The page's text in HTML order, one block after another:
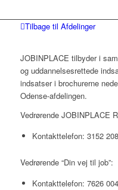
Tilbage til Afdelinger
JOBINPLACE tilbyder i
og uddannelsesrettede
indsatser i brochurerne
Odense-afdelingen.
Vedrørende JOBINPLACE
Kontakttelefon: 3152
Vedrørende “Din vej til job”:
Kontakttelefon: 7626